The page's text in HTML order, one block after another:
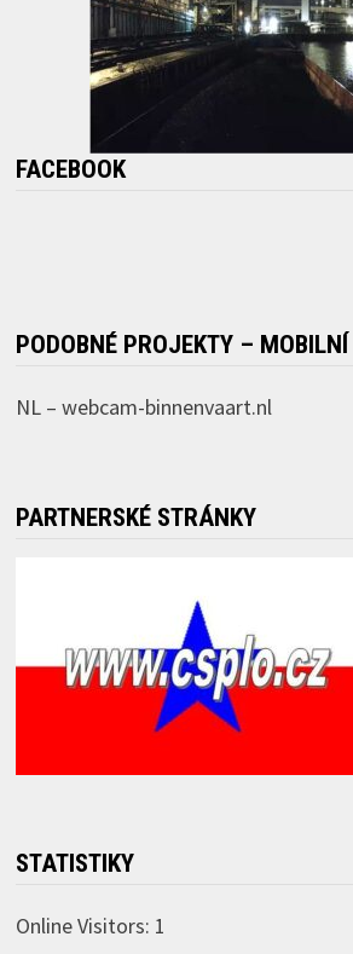
FACEBOOK
PODOBNÉ PROJEKTY –
NL – webcam-binnenvaart.nl
PARTNERSKÉ STRÁNKY
STATISTIKY
Online Visitors: 1